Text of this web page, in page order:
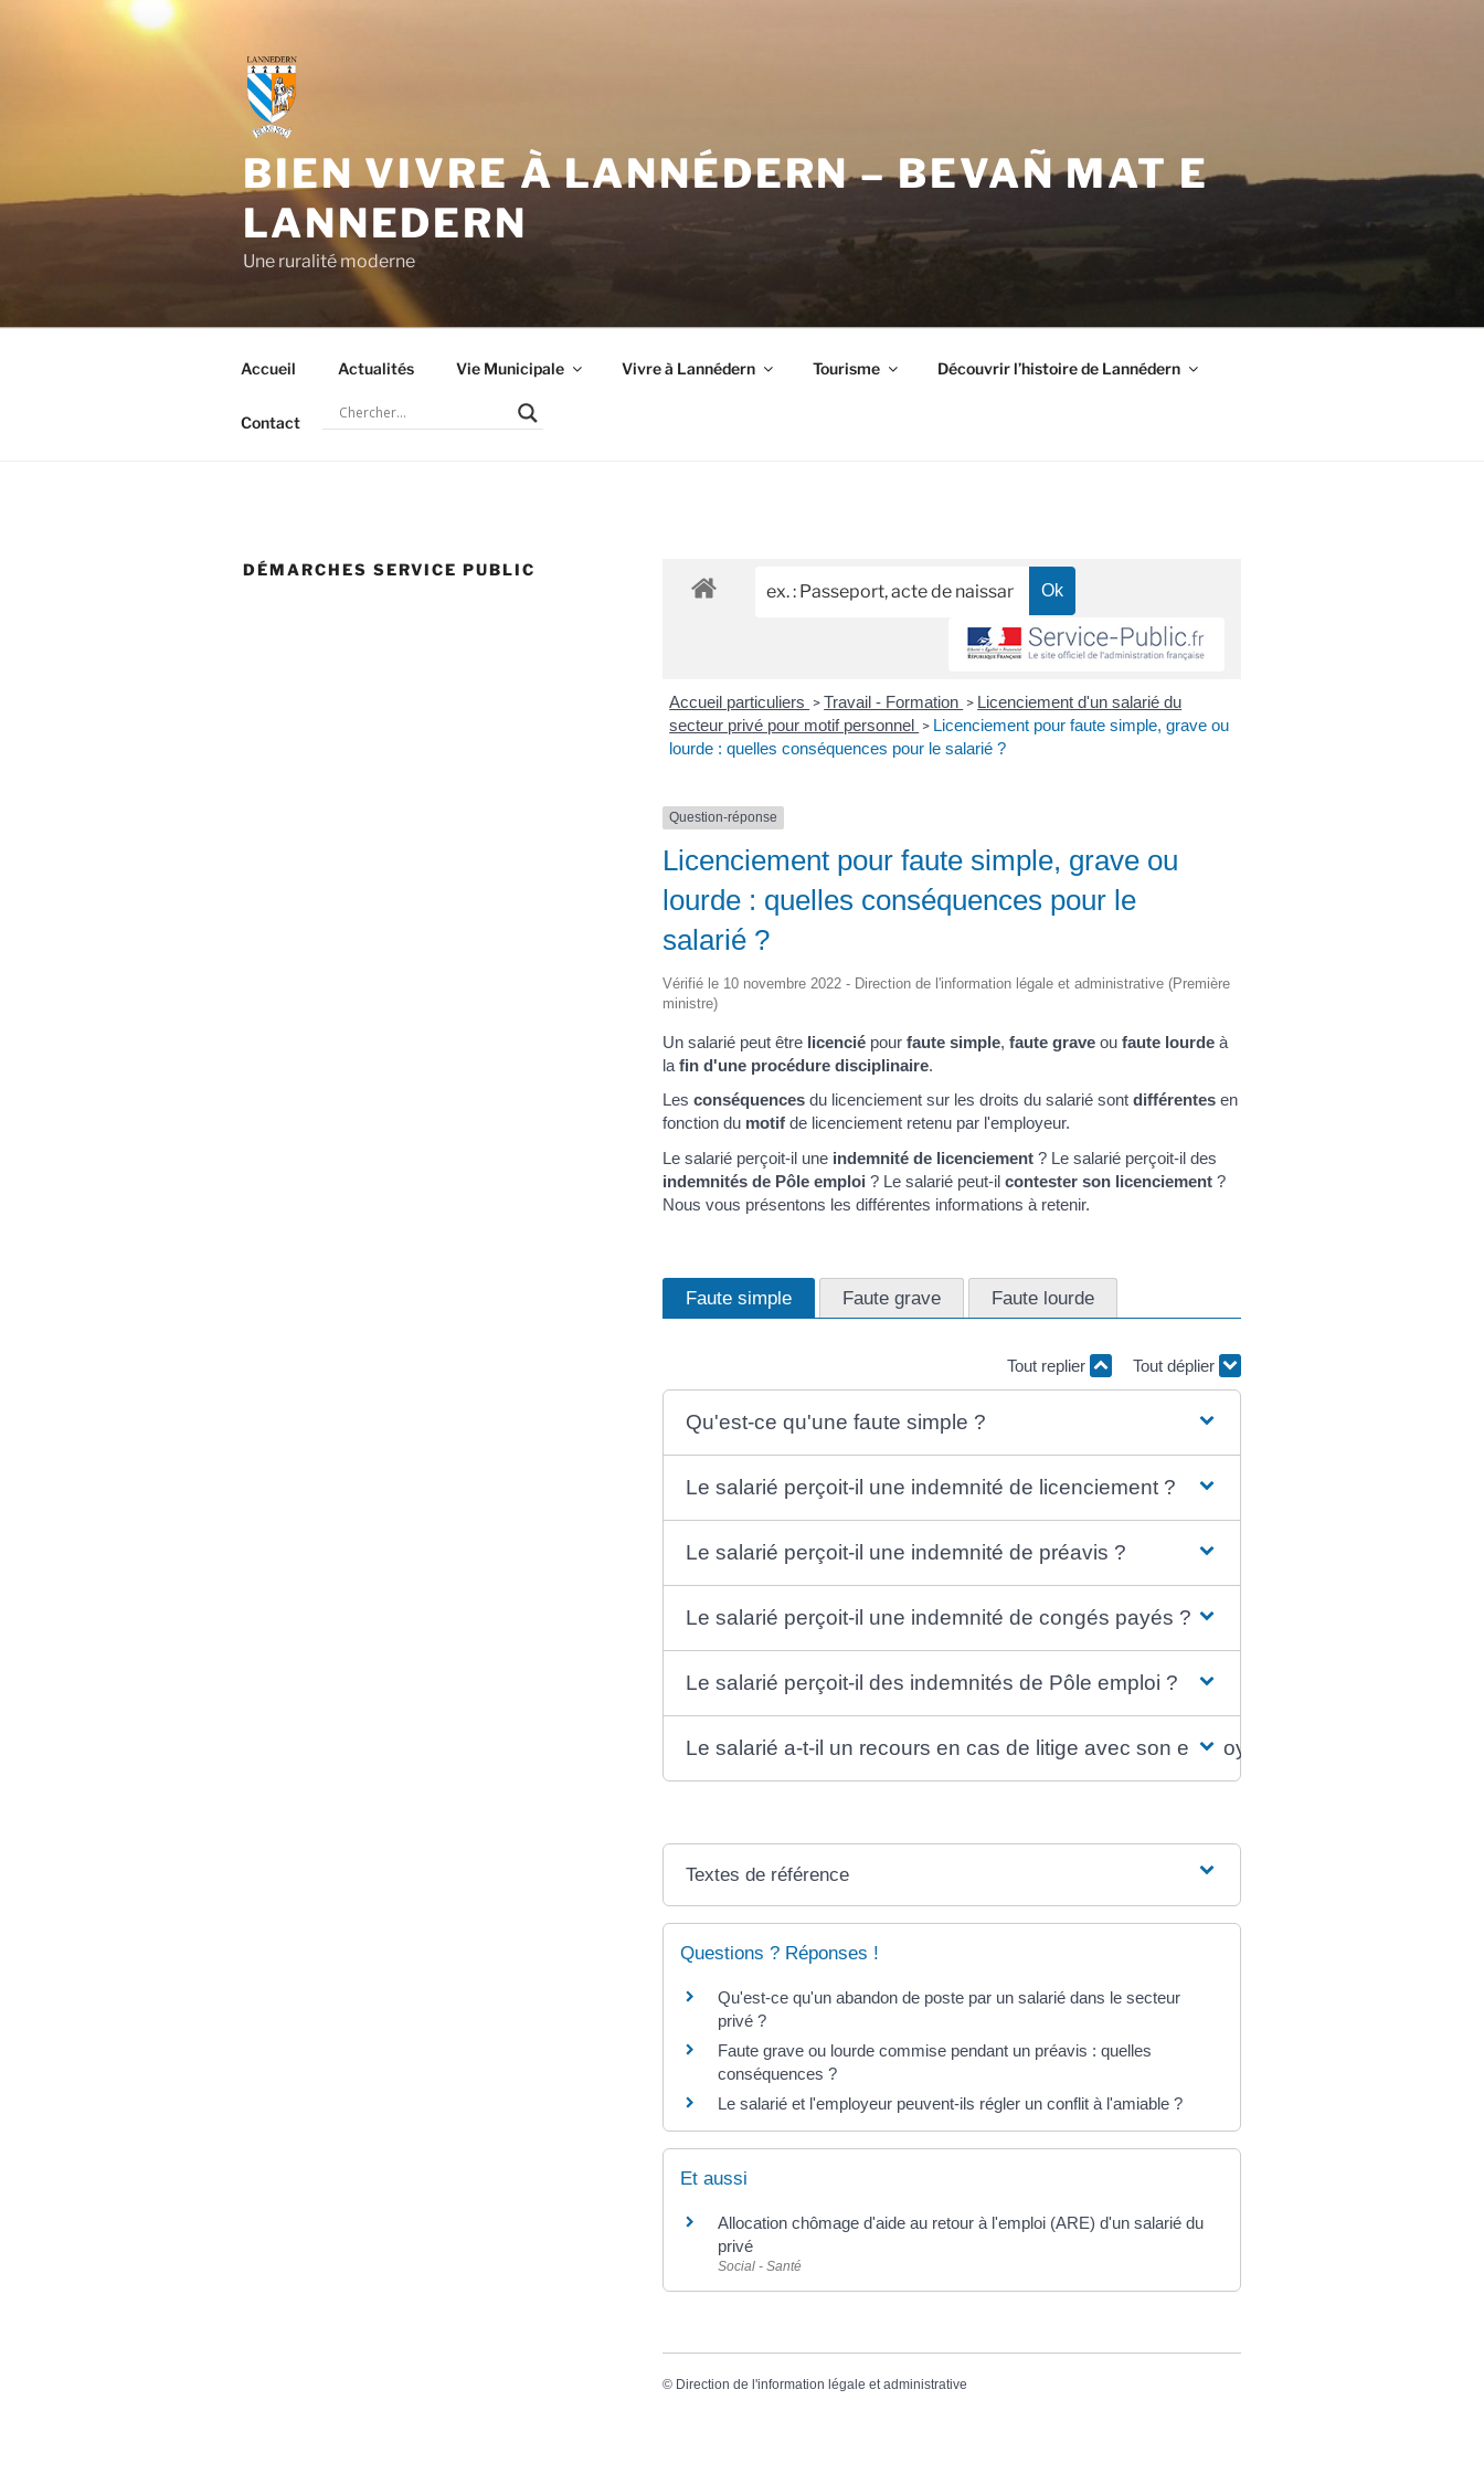
BIEN VIVRE À LANNÉDERN – BEVAÑ MAT E
LANNEDERN
Une ruralité moderne
Accueil Actualités Vie Municipale Vivre à Lannédern Tourisme Découvrir l’histoire de Lannédern
Contact
DÉMARCHES SERVICE PUBLIC
Accueil particuliers >Travail - Formation > Licenciement d'un salarié du
secteur privé pour motif personnel > Licenciement pour faute simple, grave ou
lourde : quelles conséquences pour le salarié ?
Question-réponse
Licenciement pour faute simple, grave ou
lourde : quelles conséquences pour le
salarié ?
Vérifié le 10 novembre 2022 - Direction de l'information légale et administrative (Première
ministre)
Un salarié peut être licenciépour faute simple, faute graveou faute lourdeà
la fin d'une procédure disciplinaire.
Les conséquencesdu licenciement sur les droits du salarié sont différentesen
fonction du motifde licenciement retenu par l'employeur.
Le salarié perçoit-il une indemnité de licenciement? Le salarié perçoit-il des
indemnités de Pôle emploi ? Le salarié peut-il contester son licenciement?
Nous vous présentons les différentes informations à retenir.
Faute simple Faute grave Faute lourde
Tout replier Tout déplier
Qu'est-ce qu'une faute simple ?
Le salarié perçoit-il une indemnité de licenciement ?
Le salarié perçoit-il une indemnité de préavis ?
Le salarié perçoit-il une indemnité de congés payés ?
Le salarié perçoit-il des indemnités de Pôle emploi ?
Le salarié a-t-il un recours en cas de litige avec son employeur ?
Textes de référence
Questions ? Réponses !
Qu'est-ce qu'un abandon de poste par un salarié dans le secteur
privé ?
Faute grave ou lourde commise pendant un préavis : quelles
conséquences ?
Le salarié et l'employeur peuvent-ils régler un conflit à l'amiable ?
Et aussi
Allocation chômage d'aide au retour à l'emploi (ARE) d'un salarié du
privé
Social - Santé
© Direction de l'information légale et administrative